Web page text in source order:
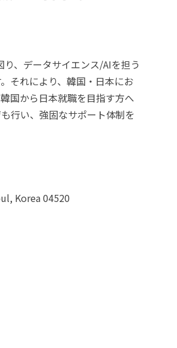
り、データサイエンス/AIを担う
それにより、韓国・日本にお
国から日本就職を目指す方へ
行い、強固なサポート体制を
Korea 04520